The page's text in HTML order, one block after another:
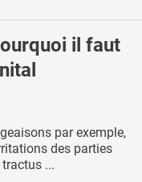
il faut
par exemple,
des parties
...